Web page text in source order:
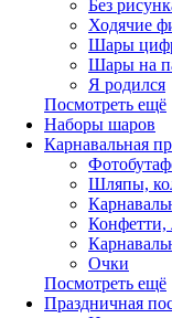
Без
Ходячие
Шары
Шары на
Я родился
Посмотреть ещё
Наборы шаров
Карнавальная
Шляпы,
Конфетти,
Очки
Посмотреть ещё
Праздничная